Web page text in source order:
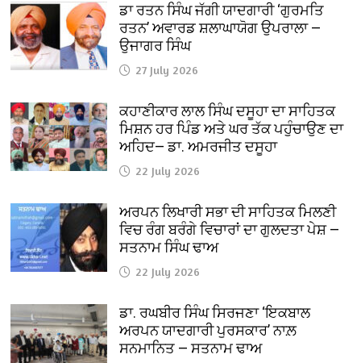
ਡਾ ਰਤਨ ਸਿੰਘ ਜੱਗੀ ਯਾਦਗਾਰੀ ‘ਗੁਰਮਤਿ
ਰਤਨ’ ਅਵਾਰਡ ਸ਼ਲਾਘਾਯੋਗ ਉਪਰਾਲਾ —
ਉਜਾਗਰ ਸਿੰਘ
27 July 2026
ਕਹਾਣੀਕਾਰ ਲਾਲ ਸਿੰਘ ਦਸੂਹਾ ਦਾ ਸਾਹਿਤਕ
ਮਿਸ਼ਨ ਹਰ ਪਿੰਡ ਅਤੇ ਘਰ ਤੱਕ ਪਹੁੰਚਾਉਣ ਦਾ
ਅਹਿਦ— ਡਾ. ਅਮਰਜੀਤ ਦਸੂਹਾ
22 July 2026
ਅਰਪਨ ਲਿਖਾਰੀ ਸਭਾ ਦੀ ਸਾਹਿਤਕ ਮਿਲਣੀ
ਵਿਚ ਰੰਗ ਬਰੰਗੇ ਵਿਚਾਰਾਂ ਦਾ ਗੁਲਦਤਾ ਪੇਸ਼ —
ਸਤਨਾਮ ਸਿੰਘ ਢਾਅ
22 July 2026
ਡਾ. ਰਘਬੀਰ ਸਿੰਘ ਸਿਰਜਣਾ ‘ਇਕਬਾਲ
ਅਰਪਨ ਯਾਦਗਾਰੀ ਪੁਰਸਕਾਰ’ ਨਾਲ਼
ਸਨਮਾਨਿਤ — ਸਤਨਾਮ ਢਾਅ